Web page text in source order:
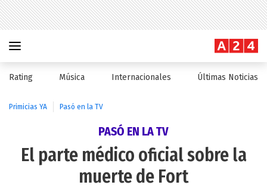
Rating Música Internacionales Últimas Noticias
Primicias YA Pasó en la TV
PASÓ EN LA TV
El parte médico oficial sobre la
muerte de Fort